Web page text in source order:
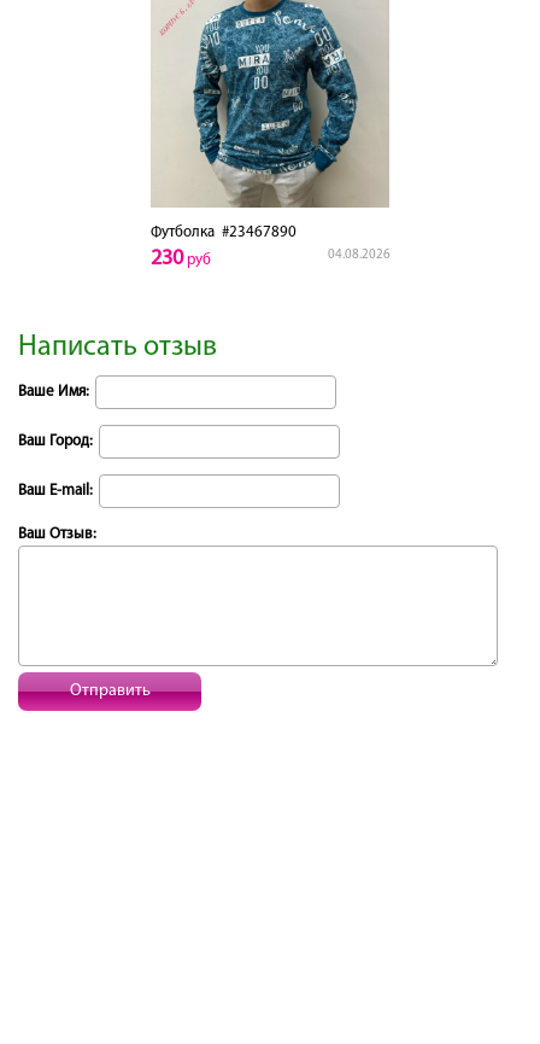
Футболка#23467890
04.08.2026
230руб
Написать отзыв
Ваше Имя:
Ваш Город:
Ваш E-mail:
Ваш Отзыв:
Отправить